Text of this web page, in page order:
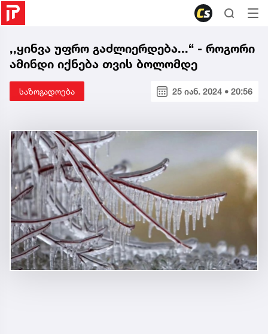
,,ყინვა უფრო გაძლიერდება...“ - როგორი
ამინდი იქნება თვის ბოლომდე
საზოგადოება 25 იან. 2024 • 20:56